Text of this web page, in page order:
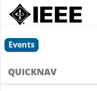
Events
QUICKNAV